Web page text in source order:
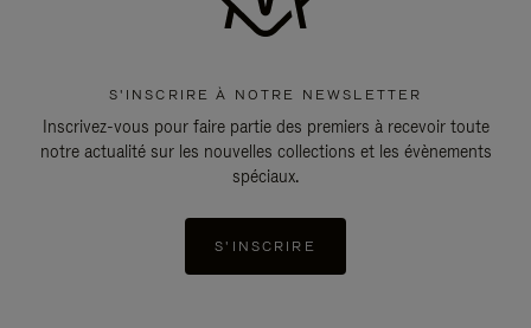
S'INSCRIRE À NOTRE NEWSLETTER
Inscrivez-vous pour faire partie des premiers à recevoir toute
notre actualité sur les nouvelles collections et les évènements
spéciaux.
S'INSCRIRE